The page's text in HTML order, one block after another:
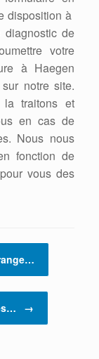
disposition à
de
votre
à Haegen
notre site.
traitons et
en cas de
Nous nous
fonction de
vous des
→